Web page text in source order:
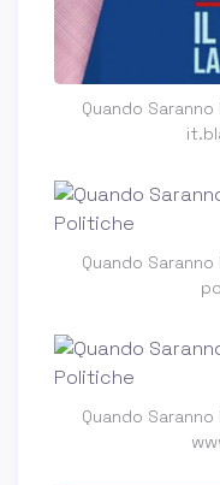
Quando
Quando
Quando